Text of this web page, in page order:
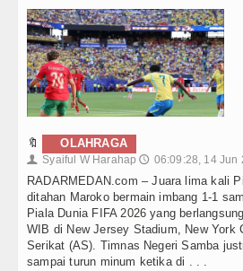
🔖 OLAHRAGA
👤 Syaiful W Harahap 🕔 06:09:28, 14 Jun
RADARMEDAN.com – Juara lima kali
ditahan Maroko bermain imbang 1-1
Piala Dunia FIFA 2026 yang
WIB di New Jersey Stadium, New York
Serikat (AS). Timnas Negeri Samba
sampai turun minum ketika di . . .